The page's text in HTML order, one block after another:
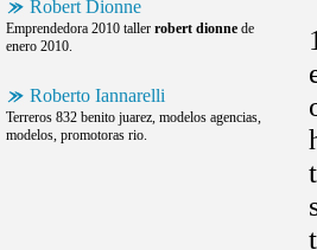
Robert Dionne
Emprendedora 2010 taller robert dionne de
enero 2010.
Roberto Iannarelli
Terreros 832 benito juarez, modelos agencias,
modelos, promotoras rio.